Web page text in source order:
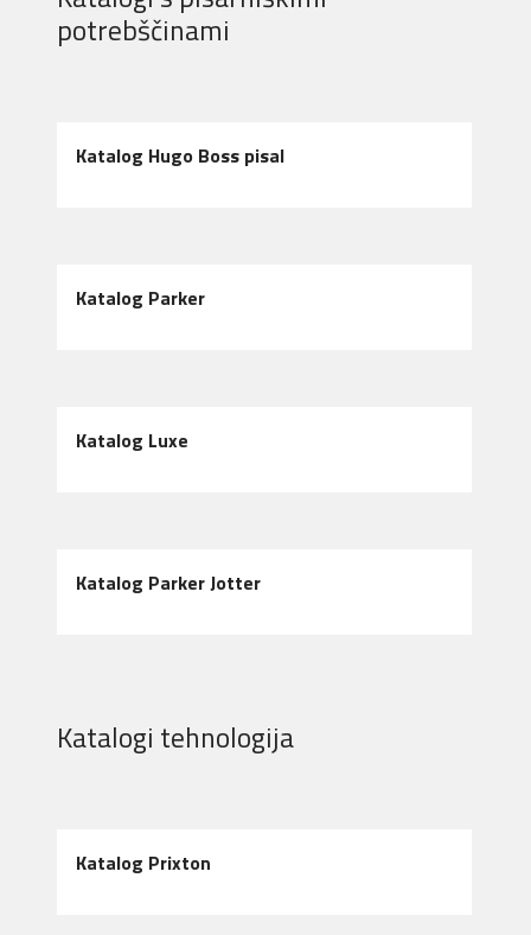
potrebščinami
Katalog Hugo Boss pisal
Katalog Parker
Katalog Luxe
Katalog Parker Jotter
Katalogi tehnologija
Katalog Prixton